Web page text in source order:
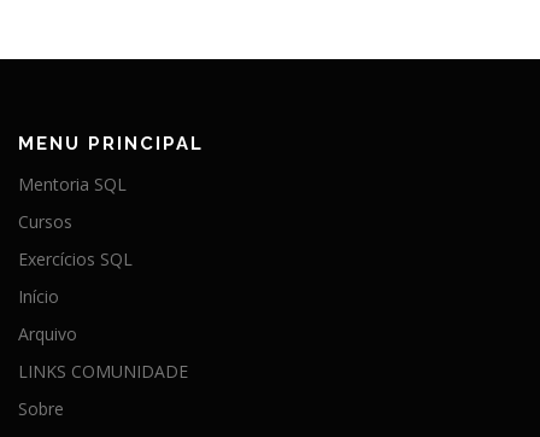
MENU PRINCIPAL
Mentoria SQL
Cursos
Exercícios SQL
Início
Arquivo
LINKS COMUNIDADE
Sobre